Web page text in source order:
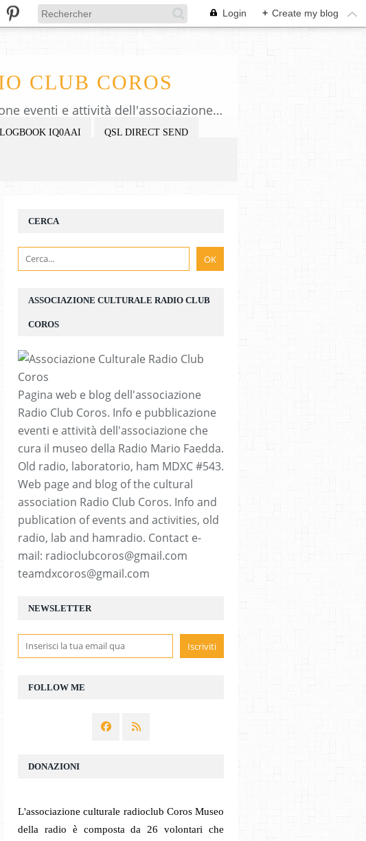
Login + Create my blog
CLUB COROS
Pagina web e blog dell'associazione Radio Club Coros. Info e pubblicazione eventi e attività dell'associazione che cura il museo della Radio Mario Faedda. Old radio, laboratorio, ham MDXC #543. Web page and blog of the cultural association Radio Club Coros. Info and publication of events and activities, old radio, lab and hamradio. Contact e-mail: radioclubcoros@gmail.com teamdxcoros@gmail.com
LOGBOOK IQ0AAI QSL DIRECT SEND
NEWSLETTER
FOLLOW ME
CERCA
ASSOCIAZIONE CULTURALE RADIO CLUB
COROS
Pagina web e blog dell'associazione
Radio Club Coros. Info e pubblicazione
eventi e attività dell'associazione che
cura il museo della Radio Mario Faedda.
Old radio, laboratorio, ham MDXC #543.
Web page and blog of the cultural
association Radio Club Coros. Info and
publication of events and activities, old
radio, lab and hamradio. Contact e-
mail: radioclubcoros@gmail.com
teamdxcoros@gmail.com
DONAZIONI
L'associazione culturale radioclub Coros Museo
della radio è composta da 26 volontari che